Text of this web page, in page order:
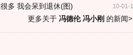
10-01-
多 我会呆到退休(图)
更多关于 冯德伦 冯小刚 的新闻